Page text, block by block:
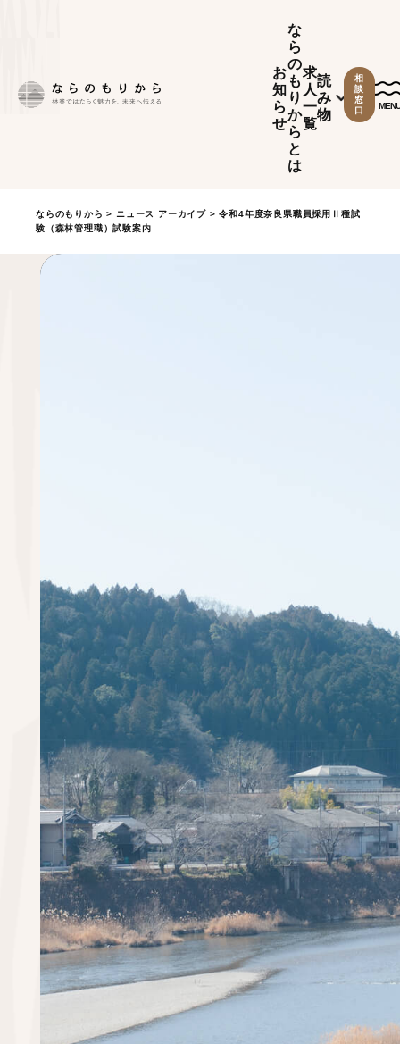
お
知
ら
せ
な
ら
の
も
り
か
ら
と
は
求
人
一
覧
読
み
物
相
談
窓
口
MENU
ならのもりから > ニュース アーカイブ > 令和4年度奈良県職員採用Ⅱ種試
験（森林管理職）試験案内